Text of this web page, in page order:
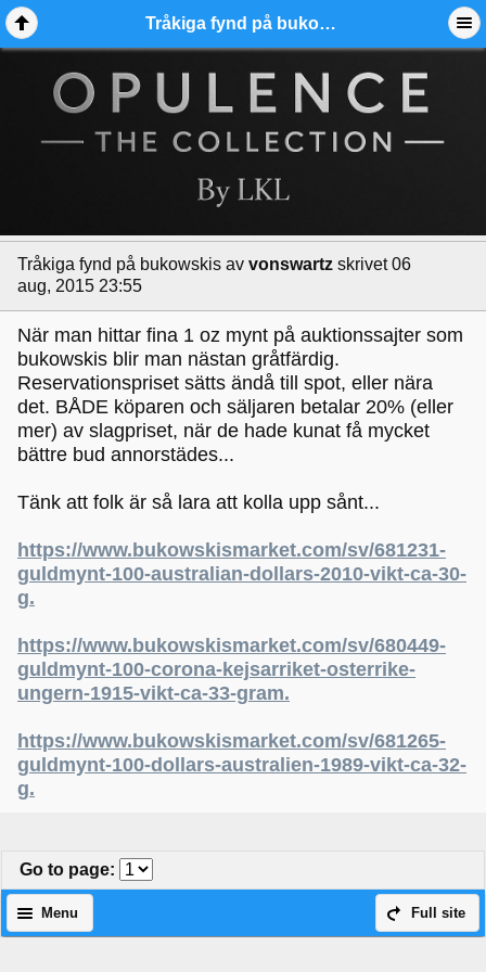
Tråkiga fynd på bukowskis - Ädelmetallforum
Tråkiga fynd på bukowskis av vonswartz skrivet 06
aug, 2015 23:55
När man hittar fina 1 oz mynt på auktionssajter som
bukowskis blir man nästan gråtfärdig.
Reservationspriset sätts ändå till spot, eller nära
det. BÅDE köparen och säljaren betalar 20% (eller
mer) av slagpriset, när de hade kunat få mycket
bättre bud annorstädes...
Tänk att folk är så lara att kolla upp sånt...
https://www.bukowskismarket.com/sv/681231-
guldmynt-100-australian-dollars-2010-vikt-ca-30-
g.
https://www.bukowskismarket.com/sv/680449-
guldmynt-100-corona-kejsarriket-osterrike-
ungern-1915-vikt-ca-33-gram.
https://www.bukowskismarket.com/sv/681265-
guldmynt-100-dollars-australien-1989-vikt-ca-32-
g.
Go to page:
Full site
Menu